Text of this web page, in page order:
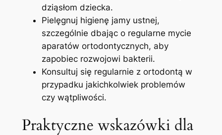
dziąsłom dziecka.
Pielęgnuj higienę jamy ustnej,​
szczególnie ⁤dbając o‍ regularne mycie
aparatów ortodontycznych, aby
zapobiec rozwojowi bakterii.
Konsultuj się regularnie z ortodontą w
przypadku jakichkolwiek problemów
⁤czy wątpliwości.
Praktyczne wskazówki dla